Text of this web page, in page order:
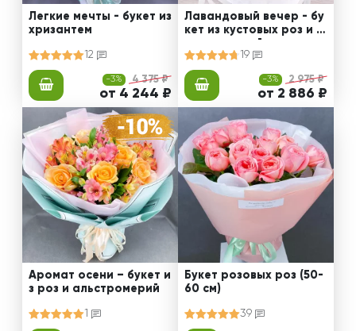
Легкие мечты - букет из
хризантем
12
-3% 4 375 ₽
от 4 244 ₽
Лавандовый вечер - бу
кет из кустовых роз и а
умом
19
-3% 2 975 ₽
от 2 886 ₽
Аромат осени – букет и
з роз и альстромерий
1
Букет розовых роз (50-
60 см)
39